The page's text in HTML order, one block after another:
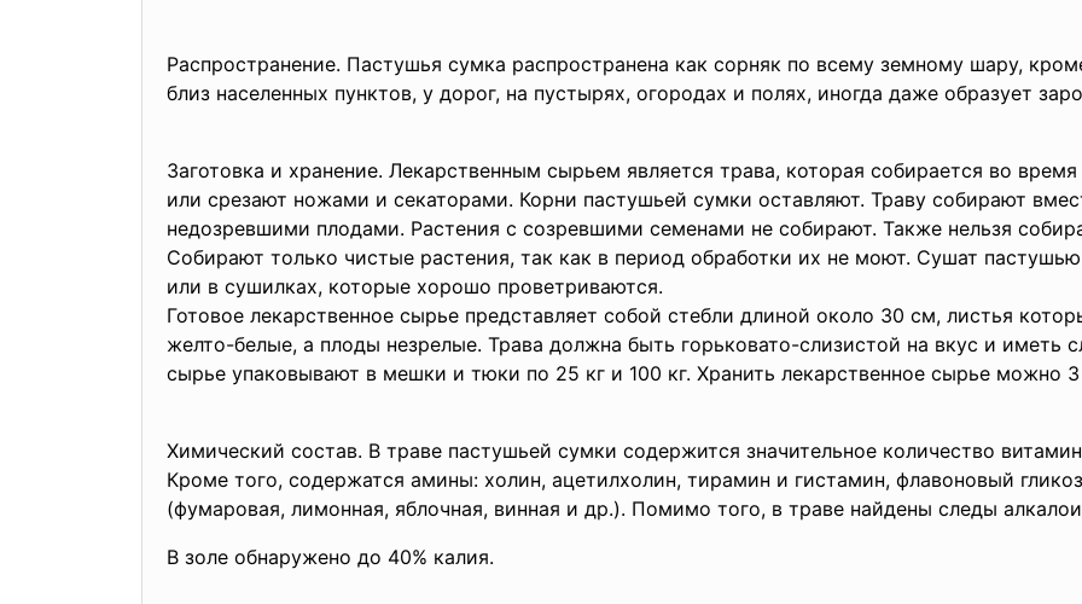
Распространение. Пастушья сумка распространена как сорняк по всему земному шару,
близ населенных пунктов, у дорог, на пустырях, огородах и полях, иногда даже образует
Заготовка и хранение. Лекарственным сырьем является трава, которая собирается во
или срезают ножами и секаторами. Корни пастушьей сумки оставляют. Траву собирают
недозревшими плодами. Растения с созревшими семенами не собирают. Также нельзя
Собирают только чистые растения, так как в период обработки их не моют. Сушат
или в сушилках, которые хорошо проветриваются.
Готовое лекарственное сырье представляет собой стебли длиной около 30 см, листья
желто-белые, а плоды незрелые. Трава должна быть горьковато-слизистой на вкус и иметь
сырье упаковывают в мешки и тюки по 25 кг и 100 кг. Хранить лекарственное сырье можно 3
Химический состав. В траве пастушьей сумки содержится значительное количество
Кроме того, содержатся амины: холин, ацетилхолин, тирамин и гистамин, флавоновый
(фумаровая, лимонная, яблочная, винная и др.). Помимо того, в траве найдены следы
В золе обнаружено до 40% калия.